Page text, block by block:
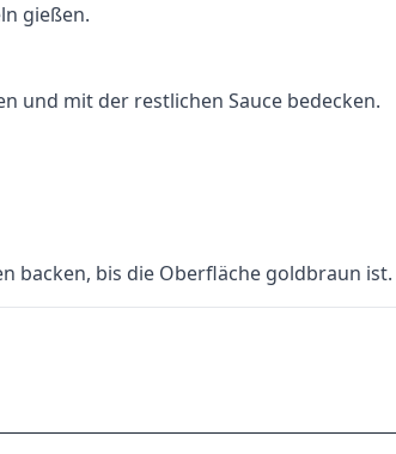
gießen.
und mit der restlichen Sauce bedecken.
backen, bis die Oberfläche goldbraun ist.